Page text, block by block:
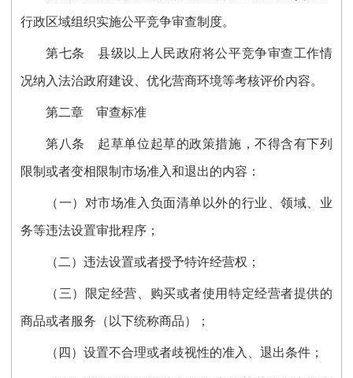
行政区域组织实施公平竞争审查制度。
第七条 县级以上人民政府将公平竞争审查工作情
况纳入法治政府建设、优化营商环境等考核评价内容。
第二章 审查标准
第八条 起草单位起草的政策措施，不得含有下列
限制或者变相限制市场准入和退出的内容：
（一）对市场准入负面清单以外的行业、领域、业
务等违法设置审批程序；
（二）违法设置或者授予特许经营权；
（三）限定经营、购买或者使用特定经营者提供的
商品或者服务（以下统称商品）；
（四）设置不合理或者歧视性的准入、退出条件；